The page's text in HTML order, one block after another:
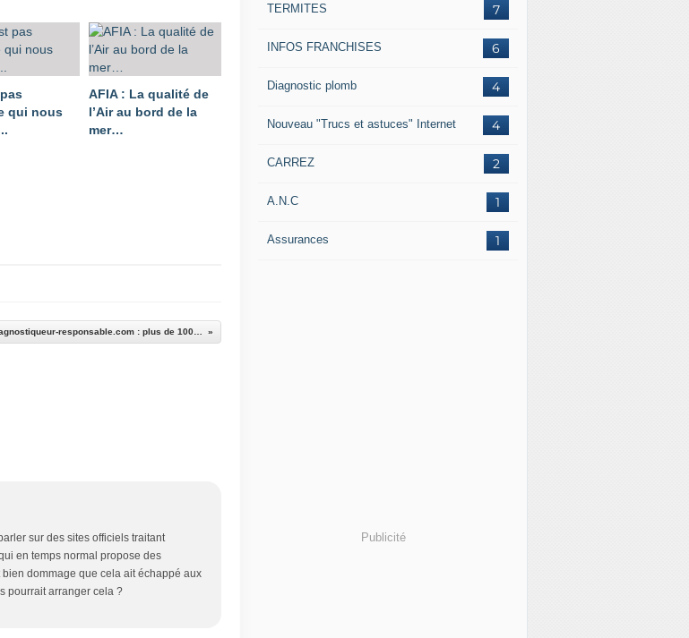
qui nous
AFIA : La qualité de
l’Air au bord de la
mer…
sur des sites officiels traitant
en temps normal propose des
dommage que cela ait échappé aux
pourrait arranger cela ?
7
TERMITES
6
INFOS FRANCHISES
4
Diagnostic plomb
4
Nouveau "Trucs et astuces" Internet
2
CARREZ
1
A.N.C
1
Assurances
Publicité